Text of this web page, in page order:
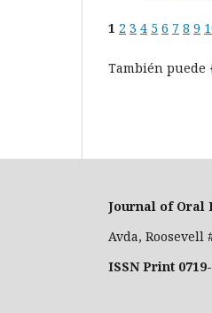
1 2 3 4 5 6 7 8 9
También puede
Journal of Oral
Avda, Roosevell
ISSN Print